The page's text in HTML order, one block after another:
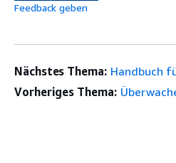
Feedback geben
Nächstes Thema: Handbuch
Vorheriges Thema: